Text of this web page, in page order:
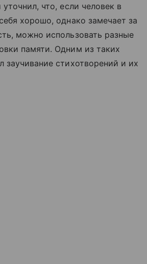
что, если человек в
хорошо, однако замечает за
можно использовать разные
памяти. Одним из таких
заучивание стихотворений и их